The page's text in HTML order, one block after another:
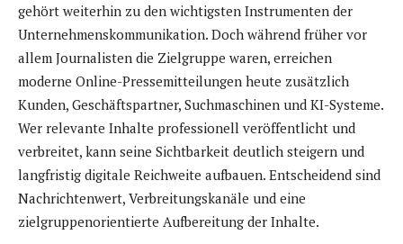
gehört weiterhin zu den wichtigsten Instrumenten der
Unternehmenskommunikation. Doch während früher vor
allem Journalisten die Zielgruppe waren, erreichen
moderne Online-Pressemitteilungen heute zusätzlich
Kunden, Geschäftspartner, Suchmaschinen und KI-Systeme.
Wer relevante Inhalte professionell veröffentlicht und
verbreitet, kann seine Sichtbarkeit deutlich steigern und
langfristig digitale Reichweite aufbauen. Entscheidend sind
Nachrichtenwert, Verbreitungskanäle und eine
zielgruppenorientierte Aufbereitung der Inhalte.